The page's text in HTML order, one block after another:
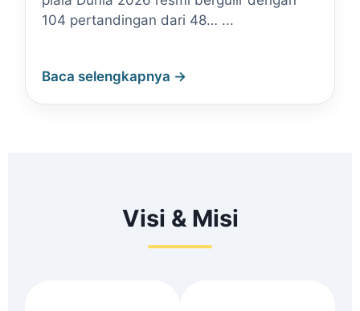
104 pertandingan dari 48… ...
Baca selengkapnya →
Visi & Misi